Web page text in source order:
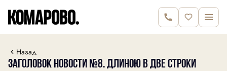
Назад
Заголовок новости №8. длиною в две строки